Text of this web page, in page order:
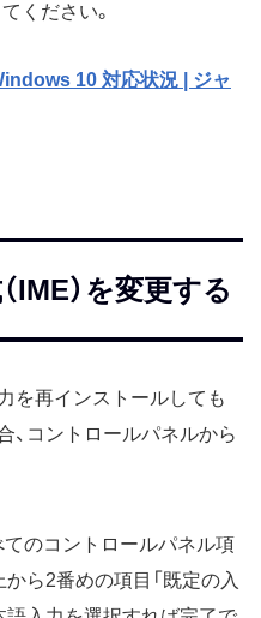
ください。
10 対応状況 | ジャ
IME）を変更する
を再インストールしても
、コントロールパネルから
てのコントロールパネル項
から2番めの項目「既定の入